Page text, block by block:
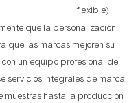
flexible)
que la personalización
que las marcas mejoren su
un equipo profesional de
servicios integrales de marca
muestras hasta la producción